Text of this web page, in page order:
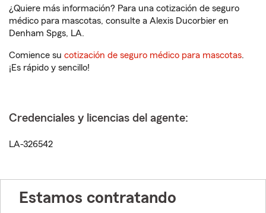
¿Quiere más información? Para una cotización de seguro
médico para mascotas, consulte a Alexis Ducorbier en
Denham Spgs, LA.
Comience su cotización de seguro médico para mascotas.
¡Es rápido y sencillo!
Credenciales y licencias del agente:
LA-326542
Estamos contratando